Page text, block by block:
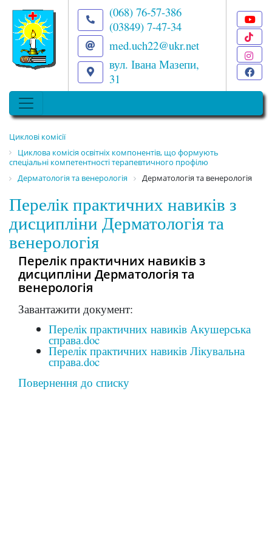
(068) 76-57-386
(03849) 7-47-34
med.uch22@ukr.net
вул. Івана Мазепи,
31
Циклові комісії
Циклова комісія освітніх компонентів, що формують
спеціальні компетентності терапевтичного профілю
Дерматологія та венерологія
Дерматологія та венерологія
Перелік практичних навиків з
дисципліни Дерматологія та
венерологія
Перелік практичних навиків з
дисципліни Дерматологія та
венерологія
Завантажити документ:
Перелік практичних навиків Акушерська
справа.doc
Перелік практичних навиків Лікувальна
справа.doc
Повернення до списку